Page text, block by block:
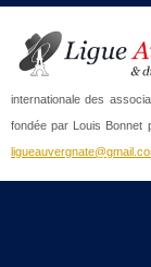
internationale des
fondée par Louis Bonnet